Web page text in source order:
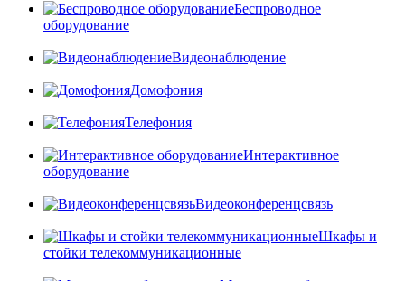
Беспроводное
оборудование
Видеонаблюдение
Домофония
Телефония
Интерактивное
оборудование
Видеоконференцсвязь
Шкафы и
стойки телекоммуникационные